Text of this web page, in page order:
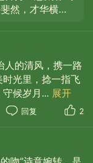
然，才华横
墨香，感谢感
收，秋天快乐！
人的清风，携一路
光里，捻一指飞
候岁月 ... 展开
回复 2